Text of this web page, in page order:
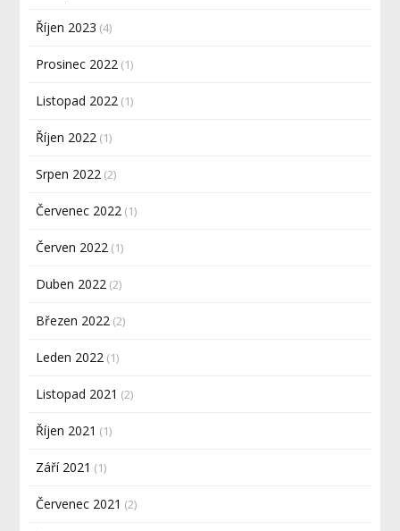
Říjen 2023 (4)
Prosinec 2022 (1)
Listopad 2022 (1)
Říjen 2022 (1)
Srpen 2022 (2)
Červenec 2022 (1)
Červen 2022 (1)
Duben 2022 (2)
Březen 2022 (2)
Leden 2022 (1)
Listopad 2021 (2)
Říjen 2021 (1)
Září 2021 (1)
Červenec 2021 (2)